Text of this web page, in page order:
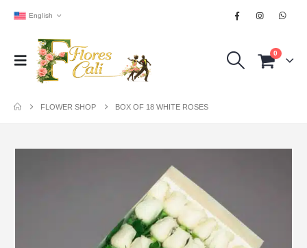
English
0
FLOWER SHOP BOX OF 18 WHITE ROSES